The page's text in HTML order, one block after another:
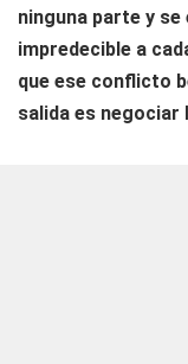
ninguna parte y
impredecible a
que ese conflicto
salida es negociar